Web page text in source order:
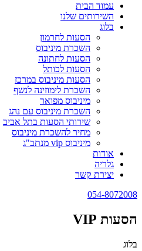
עמוד הבית
השירותים שלנו
בלוג
הסעות לחרמון
השכרת מיניבוס
הסעות לחתונה
הסעות לכותל
הסעות מיניבוס במרכז
השכרת לימוזינה לנשף
מיניבוס מפואר
השכרת מיניבוס עם נהג
שירותי הסעות בתל אביב
מחיר להשכרת מיניבוס
מיניבוס vip מנתב"ג
אודות
גלריה
יצירת קשר
054-8072008
הסעות VIP
בלוג